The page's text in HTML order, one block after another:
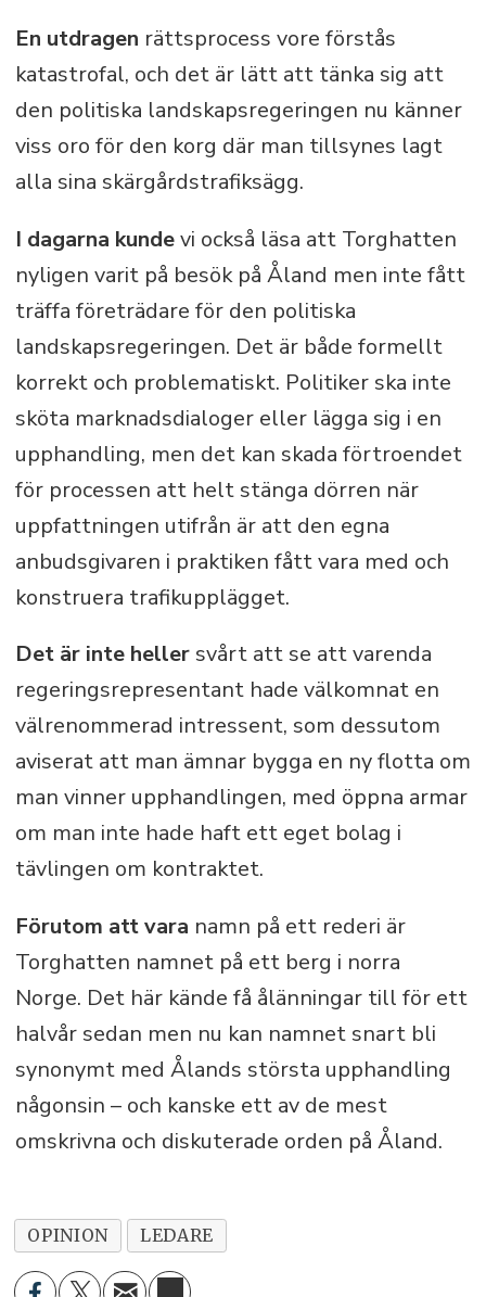
En utdragen rättsprocess vore förstås
katastrofal, och det är lätt att tänka sig att
den politiska landskapsregeringen nu känner
viss oro för den korg där man tillsynes lagt
alla sina skärgårdstrafiksägg.
I dagarna kundevi också läsa att Torghatten
nyligen varit på besök på Åland men inte fått
träffa företrädare för den politiska
landskapsregeringen. Det är både formellt
korrekt och problematiskt. Politiker ska inte
sköta marknadsdialoger eller lägga sig i en
upphandling, men det kan skada förtroendet
för processen att helt stänga dörren när
uppfattningen utifrån är att den egna
anbudsgivaren i praktiken fått vara med och
konstruera trafikupplägget.
Det är inte hellersvårt att se att varenda
regeringsrepresentant hade välkomnat en
välrenommerad intressent, som dessutom
aviserat att man ämnar bygga en ny flotta om
man vinner upphandlingen, med öppna armar
om man inte hade haft ett eget bolag i
tävlingen om kontraktet.
Förutom att vara namn på ett rederi är
Torghatten namnet på ett berg i norra
Norge. Det här kände få ålänningar till för ett
halvår sedan men nu kan namnet snart bli
synonymt med Ålands största upphandling
någonsin – och kanske ett av de mest
omskrivna och diskuterade orden på Åland.
OPINION LEDARE